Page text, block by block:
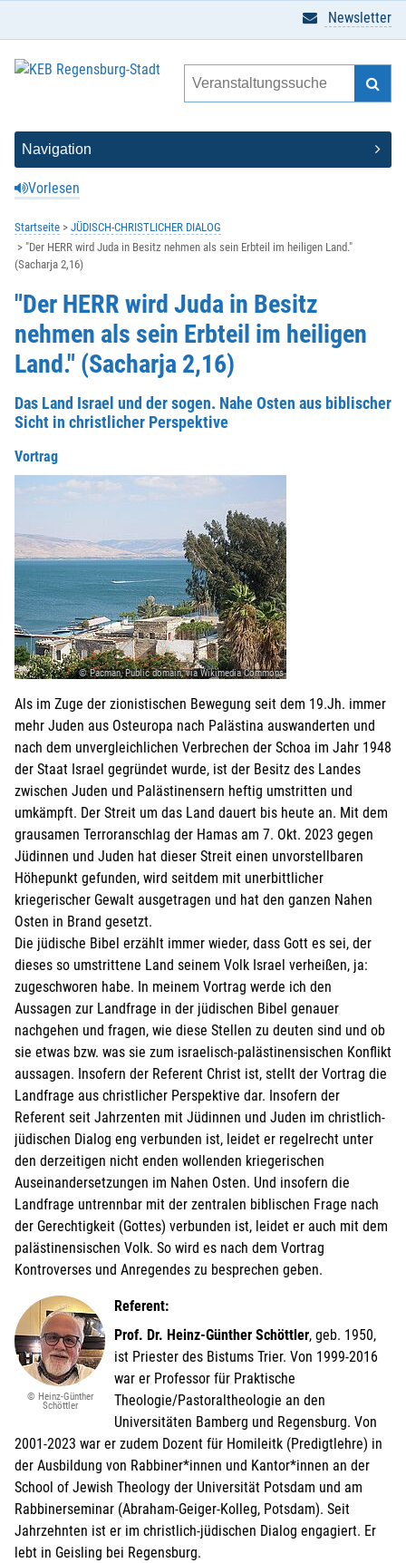
Vorlesen
Newsletter
Startseite
JÜDISCH-CHRISTLICHER DIALOG
"Der HERR wird Juda in Besitz nehmen als sein Erbteil im heiligen Land."
(Sacharja 2,16)
"Der HERR wird Juda in Besitz
nehmen als sein Erbteil im heiligen
Land." (Sacharja 2,16)
Das Land Israel und der sogen. Nahe Osten aus biblischer
Sicht in christlicher Perspektive
Vortrag
© Pacman, Public domain, via Wikimedia Commons
Als im Zuge der zionistischen Bewegung seit dem 19.Jh. immer
mehr Juden aus Osteuropa nach Palästina auswanderten und
nach dem unvergleichlichen Verbrechen der Schoa im Jahr 1948
der Staat Israel gegründet wurde, ist der Besitz des Landes
zwischen Juden und Palästinensern heftig umstritten und
umkämpft. Der Streit um das Land dauert bis heute an. Mit dem
grausamen Terroranschlag der Hamas am 7. Okt. 2023 gegen
Jüdinnen und Juden hat dieser Streit einen unvorstellbaren
Höhepunkt gefunden, wird seitdem mit unerbittlicher
kriegerischer Gewalt ausgetragen und hat den ganzen Nahen
Osten in Brand gesetzt.
Die jüdische Bibel erzählt immer wieder, dass Gott es sei, der
dieses so umstrittene Land seinem Volk Israel verheißen, ja:
zugeschworen habe. In meinem Vortrag werde ich den
Aussagen zur Landfrage in der jüdischen Bibel genauer
nachgehen und fragen, wie diese Stellen zu deuten sind und ob
sie etwas bzw. was sie zum israelisch-palästinensischen Konflikt
aussagen. Insofern der Referent Christ ist, stellt der Vortrag die
Landfrage aus christlicher Perspektive dar. Insofern der
Referent seit Jahrzenten mit Jüdinnen und Juden im christlich-
jüdischen Dialog eng verbunden ist, leidet er regelrecht unter
den derzeitigen nicht enden wollenden kriegerischen
Auseinandersetzungen im Nahen Osten. Und insofern die
Landfrage untrennbar mit der zentralen biblischen Frage nach
der Gerechtigkeit (Gottes) verbunden ist, leidet er auch mit dem
palästinensischen Volk. So wird es nach dem Vortrag
Kontroverses und Anregendes zu besprechen geben.
© Heinz-Günther
Schöttler
Referent:
Prof. Dr. Heinz-Günther Schöttler, geb. 1950,
ist Priester des Bistums Trier. Von 1999-2016
war er Professor für Praktische
Theologie/Pastoraltheologie an den
Universitäten Bamberg und Regensburg. Von
2001-2023 war er zudem Dozent für Homileitk (Predigtlehre) in
der Ausbildung von Rabbiner*innen und Kantor*innen an der
School of Jewish Theology der Universität Potsdam und am
Rabbinerseminar (Abraham-Geiger-Kolleg, Potsdam). Seit
Jahrzehnten ist er im christlich-jüdischen Dialog engagiert. Er
lebt in Geisling bei Regensburg.